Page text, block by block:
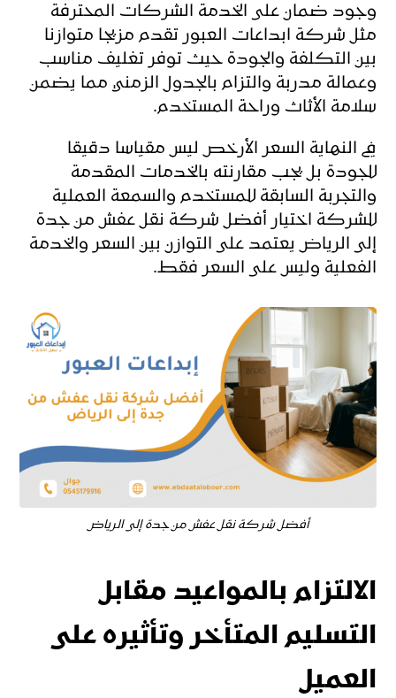
وجود ضمان على الخدمة الشركات المحترفة
مثل شركة ابداعات العبور تقدم مزيجا متوازنا
بين التكلفة والجودة حيث توفر تغليف مناسب
وعمالة مدربة والتزام بالجدول الزمني مما يضمن
سلامة الأثاث وراحة المستخدم.
في النهاية السعر الأرخص ليس مقياسا دقيقا
للجودة بل يجب مقارنته بالخدمات المقدمة
والتجربة السابقة للمستخدم والسمعة العملية
للشركة اختيار أفضل شركة نقل عفش من جدة
إلى الرياض يعتمد على التوازن بين السعر والخدمة
الفعلية وليس على السعر فقط.
أفضل شركة نقل عفش من جدة إلى الرياض
الالتزام بالمواعيد مقابل
التسليم المتأخر وتأثيره على
العميل